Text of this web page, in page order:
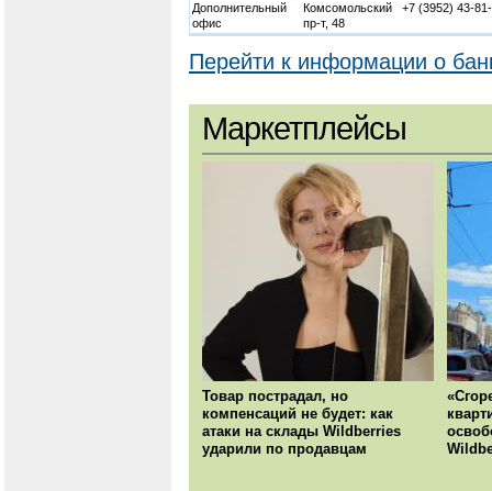
Дополнительный
офис
Комсомольский
пр-т, 48
+7 (3952) 43-
Перейти к информации о
Маркетплейсы
Товар пострадал, но
компенсаций не будет: как
атаки на склады Wildberries
ударили по продавцам